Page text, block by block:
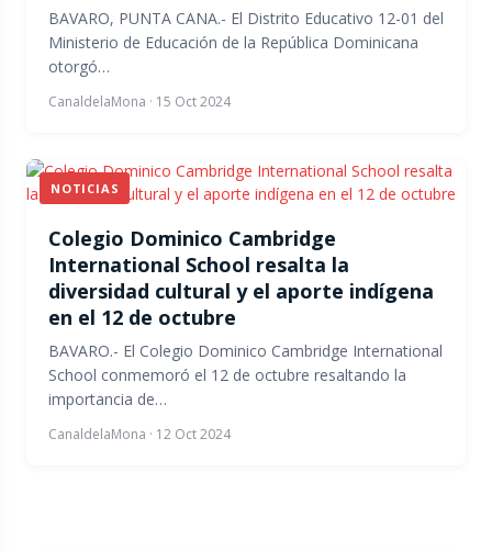
BAVARO, PUNTA CANA.- El Distrito Educativo 12-01 del
Ministerio de Educación de la República Dominicana
otorgó…
CanaldelaMona · 15 Oct 2024
NOTICIAS
Colegio Dominico Cambridge
International School resalta la
diversidad cultural y el aporte indígena
en el 12 de octubre
BAVARO.- El Colegio Dominico Cambridge International
School conmemoró el 12 de octubre resaltando la
importancia de…
CanaldelaMona · 12 Oct 2024